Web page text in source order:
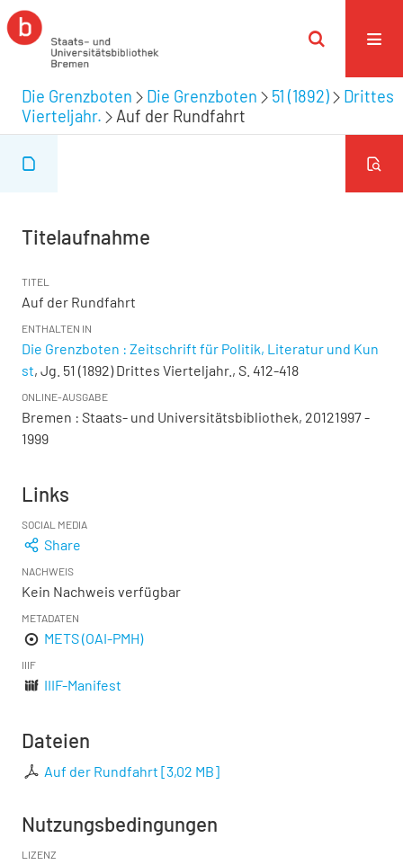
Die Grenzboten Die Grenzboten 51 (1892)
Drittes
Vierteljahr.
Auf der Rundfahrt
Titelaufnahme
TITEL
Auf der Rundfahrt
ENTHALTEN IN
Die Grenzboten : Zeitschrift für Politik, Literatur und Kun
st, Jg. 51 (1892) Drittes Vierteljahr., S. 412-418
ONLINE-AUSGABE
Bremen : Staats- und Universitätsbibliothek, 20121997 -
1999
Links
SOCIAL MEDIA
Share
NACHWEIS
Kein Nachweis verfügbar
METADATEN
METS (OAI-PMH)
IIIF
IIIF-Manifest
Dateien
Auf der Rundfahrt [3,02 MB]
Nutzungsbedingungen
LIZENZ